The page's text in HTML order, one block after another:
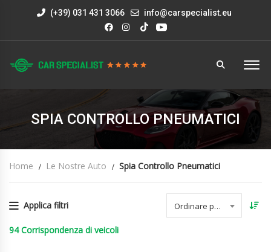
(+39) 031 431 3066 info@carspecialist.eu
SPIA CONTROLLO PNEUMATICI
Home Le Nostre Auto Spia Controllo Pneumatici
Applica filtri Ordinare per data
94 Corrispondenza di veicoli